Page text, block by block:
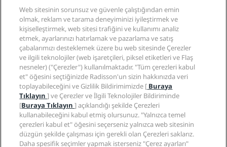
Radisson Hotels Uygulaması
Sports Approved oteller
Aile Dostu Oteller
Sağlık ve Güvenlik
Radisson Hotel Group
Medya
Kariyer RHG
Kariyer PPHE
EHL Kariyer
The Club by RHG
Geliştirme fırsatları
Sorumlu İşletme
Satın Alma
Yasal
Gizlilik Merkezi
Yasal bildirim
Radisson Rewards hüküm ve koşulları
Site kullanım sözleşmesi
Dijital Erişilebilirlik
Modern Kölelik Beyanı
Yardım
Tüketici uyarıları
İletişim
SSS
Site haritası
Sosyal medya
Radisson Hotels Markaları
Web sitesinin sorunsuz ve güvenle çalıştığından emin
olmak, reklam ve tarama deneyiminizi iyileştirmek ve
kişiselleştirmek, web sitesi trafiğini ve kullanımı analiz
etmek, ayarlarınızı hatırlamak ve pazarlama ve satış
çabalarımızı desteklemek üzere bu web sitesinde Çerezler
ve ilgili teknolojiler (web işaretçileri, piksel etiketleri ve Flaş
nesneler) ("Çerezler") kullanılmaktadır. "Tüm çerezleri kabul
et" öğesini seçtiğinizde Radisson'un sizin hakkınızda veri
toplayabileceğini ve Gizlilik Bildirimimizde [ Buraya
Tıklayın] ve Çerezler ve İlgili Teknolojiler Bildiriminde
[Buraya Tıklayın] açıklandığı şekilde Çerezleri
kullanabileceğini kabul etmiş olursunuz. "Yalnızca temel
çerezleri kabul et" öğesini seçerseniz yalnızca web sitesinin
düzgün şekilde çalışması için gerekli olan Çerezleri saklarız.
Daha spesifik seçimler yapmak isterseniz "Çerez ayarları"